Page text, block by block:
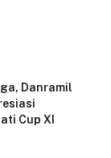
Danramil
Cup XI